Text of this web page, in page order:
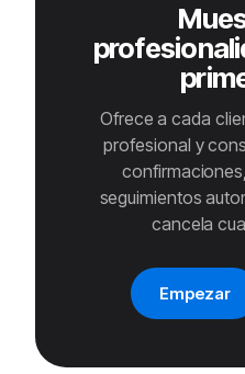
Ofrece a cada
profesional y
seguimientos
cancela
Empezar